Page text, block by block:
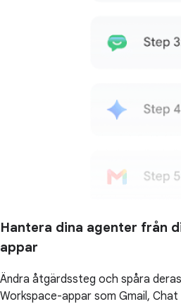
Hantera dina agenter från
appar
Ändra åtgärdssteg och spåra
Workspace-appar som Gmail,